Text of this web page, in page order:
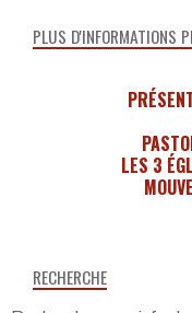
RECHERCHE
PLUS D'INFORMATIONS
LES 3